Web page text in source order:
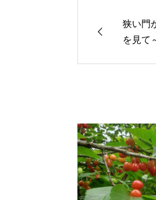
狭い門
を見て